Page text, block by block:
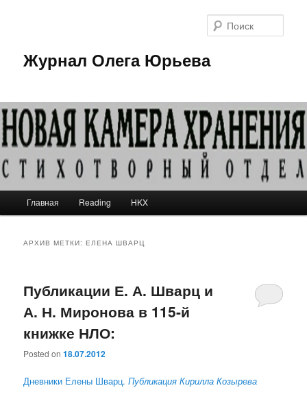
Журнал Олега Юрьева
Главное меню
Перейти к основному содержимому
Перейти к дополнительному содержимому
Главная Reading HKX
АРХИВ МЕТКИ:ЕЛЕНА ШВАРЦ
Публикации Е. А. Шварц и
А. Н. Миронова в 115-й
книжке НЛО:
Posted on18.07.2012
Дневники Елены Шварц.Публикация Кирилла Козырева